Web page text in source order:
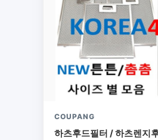
COUPANG
하츠후드필터 / 하츠렌지